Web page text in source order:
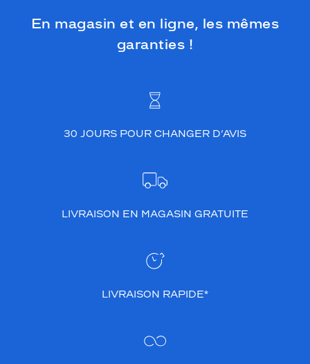
En magasin et en ligne, les mêmes
garanties !
30 JOURS POUR CHANGER D’AVIS
LIVRAISON EN MAGASIN GRATUITE
LIVRAISON RAPIDE*